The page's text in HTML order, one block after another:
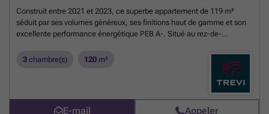
Construit entre 2021 et 2023, ce superbe appartement de 119 m²
séduit par ses volumes généreux, ses finitions haut de gamme et son
excellente performance énergétique PEB A-. Situé au rez-de-
est comprenant deux terrasses totalisant ±25 m² et un jardin privatif de
accueille une cuisine ouverte entièrement équipée, réalisée sur
mesure avec des matériaux de qualité. Deux espaces de rangement
complètent idéalement cet espace : une arrière-cuisine pouvant
3 chambre(s) 120 m²
E-mail Appeler